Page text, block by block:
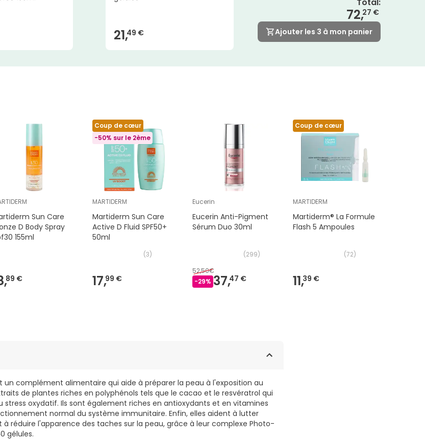
21,49 €
Total:
72,27 €
Ajouter les 3 à mon panier
Sun Care
D Body Spray
155ml
89 €
Coup de cœur
-50% sur le 2ème
MARTIDERM
Martiderm Sun Care
Active D Fluid SPF50+
50ml
(3)
17,99 €
Eucerin
Eucerin Anti-Pigment
Sérum Duo 30ml
(299)
52,50€
-29% 37,47 €
Coup de cœur
MARTIDERM
Martiderm® La Formule
Flash 5 Ampoules
(72)
11,39 €
un complément alimentaire qui aide à préparer la peau à l'exposition au
de plantes riches en polyphénols tels que le cacao et le resvératrol qui
stress oxydatif. Ils sont également riches en antioxydants et en vitamines
normal du système immunitaire. Enfin, elles aident à lutter
réduire l'apparence des taches sur la peau, grâce à leur complexe Photo-
gélules.